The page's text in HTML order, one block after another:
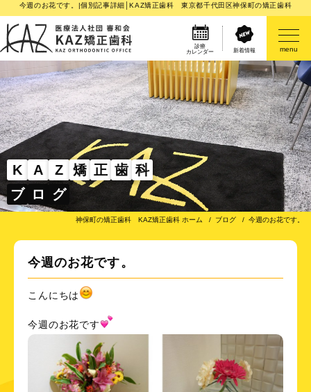
今週のお花です。|個別記事詳細│KAZ矯正歯科 東京都千代田区神保町の矯正歯科
診療
カレンダー
新着情報 menu
K A Z 矯 正 歯 科
ブ ロ グ
神保町の矯正歯科 KAZ矯正歯科 ホーム ブログ 今週のお花です。
今週のお花です。
こんにちは
今週のお花です
医院案内
矯正歯科治療のご案内
矯正装置のご紹介
その他